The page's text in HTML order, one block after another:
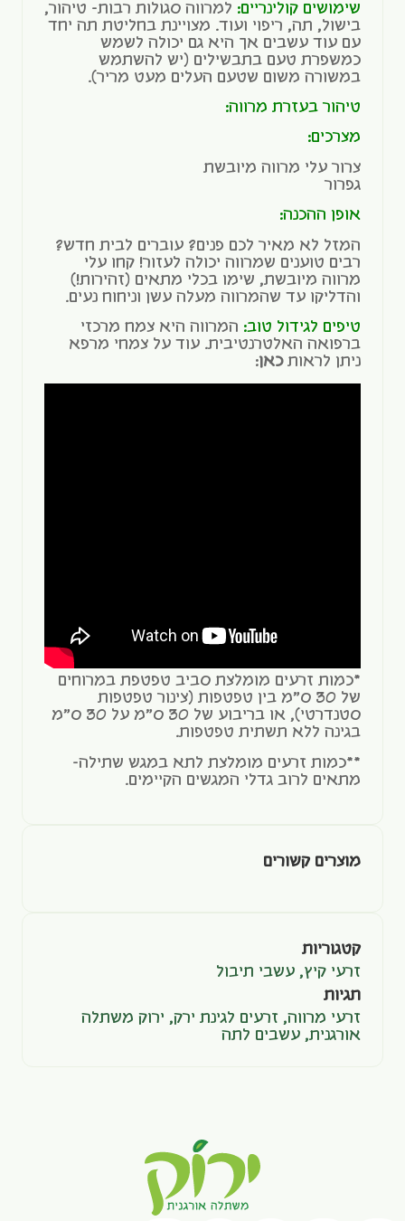
שימושים קולינריים: למרווה סגולות רבות- טיהור,
בישול, תה, ריפוי ועוד. מצויינת בחליטת תה יחד
עם עוד עשבים אך היא גם יכולה לשמש
כמשפרת טעם בתבשילים (יש להשתמש
במשורה משום שטעם העלים מעט מריר).
טיהור בעזרת מרווה:
מצרכים:
צרור עלי מרווה מיובשת
גפרור
אופן ההכנה:
המזל לא מאיר לכם פנים? עוברים לבית חדש?
רבים טוענים שמרווה יכולה לעזור! קחו עלי
מרווה מיובשת, שימו בכלי מתאים (זהירות!)
והדליקו עד שהמרווה מעלה עשן וניחוח נעים.
טיפים לגידול טוב: המרווה היא צמח מרכזי
ברפואה האלטרנטיבית. עוד על צמחי מרפא
ניתן לראותכאן:
*כמות זרעים מומלצת סביב טפטפת במרוחים
של 30 ס"מ בין טפטפות (צינור טפטפות
סטנדרטי), או בריבוע של 30 ס"מ על 30 ס"מ
בגינה ללא תשתית טפטפות.
**כמות זרעים מומלצת לתא במגש שתילה-
מתאים לרוב גדלי המגשים הקיימים.
מוצרים קשורים
קטגוריות
זרעי קיץ, עשבי תיבול
תגיות
זרעי מרווה, זרעים לגינת ירק, ירוק משתלה
אורגנית, עשבים לתה